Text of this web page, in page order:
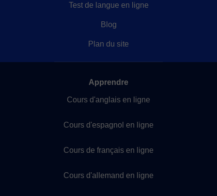
Test de langue en ligne
Blog
Plan du site
Apprendre
Cours d'anglais en ligne
Cours d'espagnol en ligne
Cours de français en ligne
Cours d'allemand en ligne